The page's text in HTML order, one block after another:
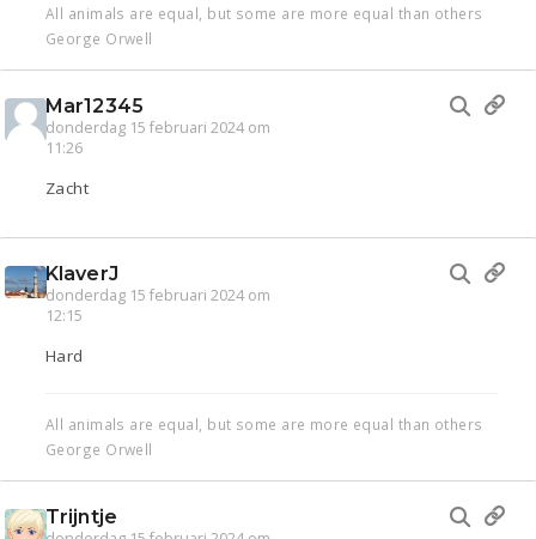
All animals are equal, but some are more equal than others
George Orwell
Mar12345
donderdag 15 februari 2024 om
11:26
Zacht
KlaverJ
donderdag 15 februari 2024 om
12:15
Hard
All animals are equal, but some are more equal than others
George Orwell
Trijntje